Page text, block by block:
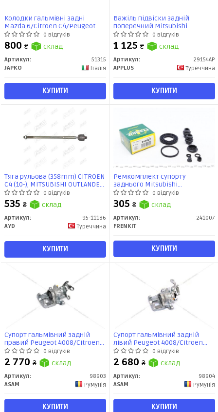
Колодки гальмівні задні
Mazda 6/Citroen C4/Peugeot
4008/Mitsubishi ASX, Outlander
(12-) (51315) JAPKO
0 відгуків
800 ₴ склад
Артикул:
51315
JAPKO
Італія
КУПИТИ
Важіль підвіски задній
поперечний Mitsubishi
Outlander, Lancer, ASX
(00-,10-)/Citroen C4
Aircross/Peugeot 4008 (10-)
(29154AP) APPLUS
0 відгуків
1 125 ₴ склад
Артикул:
29154AP
APPLUS
Туреччина
КУПИТИ
Тяга рульова (358mm) CITROEN
C4 (10-), MITSUBISHI OUTLANDER
(14-), ASX (10-), PEUGEOT 4008
(12-) (95-11186) AYD
0 відгуків
535 ₴ склад
Артикул:
95-11186
AYD
Туреччина
КУПИТИ
Ремкомплект супорту
заднього Mitsubishi
ASX/Outlander III/Peugeot 4008
12- (d=41mm)(Akebono)
(241007) Frenkit
0 відгуків
305 ₴ склад
Артикул:
241007
FRENKIT
КУПИТИ
Супорт гальмівний задній
правий Peugeot 4008/Citroen
C4/Mitsubishi Outlander III, ASX
(10-) (98903) Asam
0 відгуків
2 770 ₴ склад
Артикул:
98903
ASAM
Румунія
КУПИТИ
Супорт гальмівний задній
лівий Peugeot 4008/Citroen
C4/Mitsubishi Outlander III, ASX
(10-) (98904) Asam
0 відгуків
2 680 ₴ склад
Артикул:
98904
ASAM
Румунія
КУПИТИ